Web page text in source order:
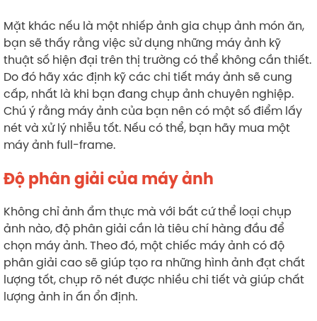
Mặt khác nếu là một nhiếp ảnh gia chụp ảnh món ăn,
bạn sẽ thấy rằng việc sử dụng những máy ảnh kỹ
thuật số hiện đại trên thị trường có thể không cần thiết.
Do đó hãy xác định kỹ các chi tiết máy ảnh sẽ cung
cấp, nhất là khi bạn đang chụp ảnh chuyên nghiệp.
Chú ý rằng máy ảnh của bạn nên có một số điểm lấy
nét và xử lý nhiễu tốt. Nếu có thể, bạn hãy mua một
máy ảnh full-frame.
Độ phân giải của máy ảnh
Không chỉ ảnh ẩm thực mà với bất cứ thể loại chụp
ảnh nào, độ phân giải cần là tiêu chí hàng đầu để
chọn máy ảnh. Theo đó, một chiếc máy ảnh có độ
phân giải cao sẽ giúp tạo ra những hình ảnh đạt chất
lượng tốt, chụp rõ nét được nhiều chi tiết và giúp chất
lượng ảnh in ấn ổn định.